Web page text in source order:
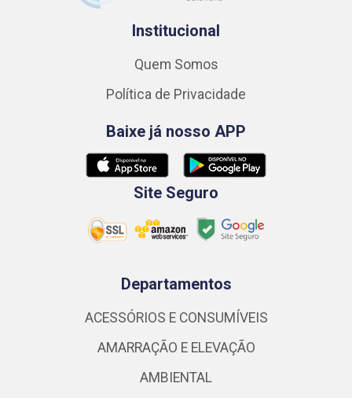
Institucional
Quem Somos
Política de Privacidade
Baixe já nosso APP
Site Seguro
Departamentos
ACESSÓRIOS E CONSUMÍVEIS
AMARRAÇÃO E ELEVAÇÃO
AMBIENTAL